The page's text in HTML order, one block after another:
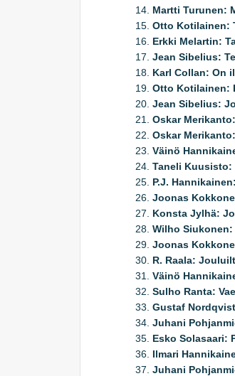
Martti Turunen:
Otto Kotilainen:
Erkki Melartin:
Jean Sibelius:
Karl Collan: On
Otto Kotilainen:
Jean Sibelius:
Oskar
Oskar
Väinö
Taneli
P.J.
Joonas
Konsta Jylhä:
Wilho
Joonas
R. Raala:
Väinö
Sulho Ranta:
Gustaf
Juhani
Esko Solasaari:
Ilmari
Juhani